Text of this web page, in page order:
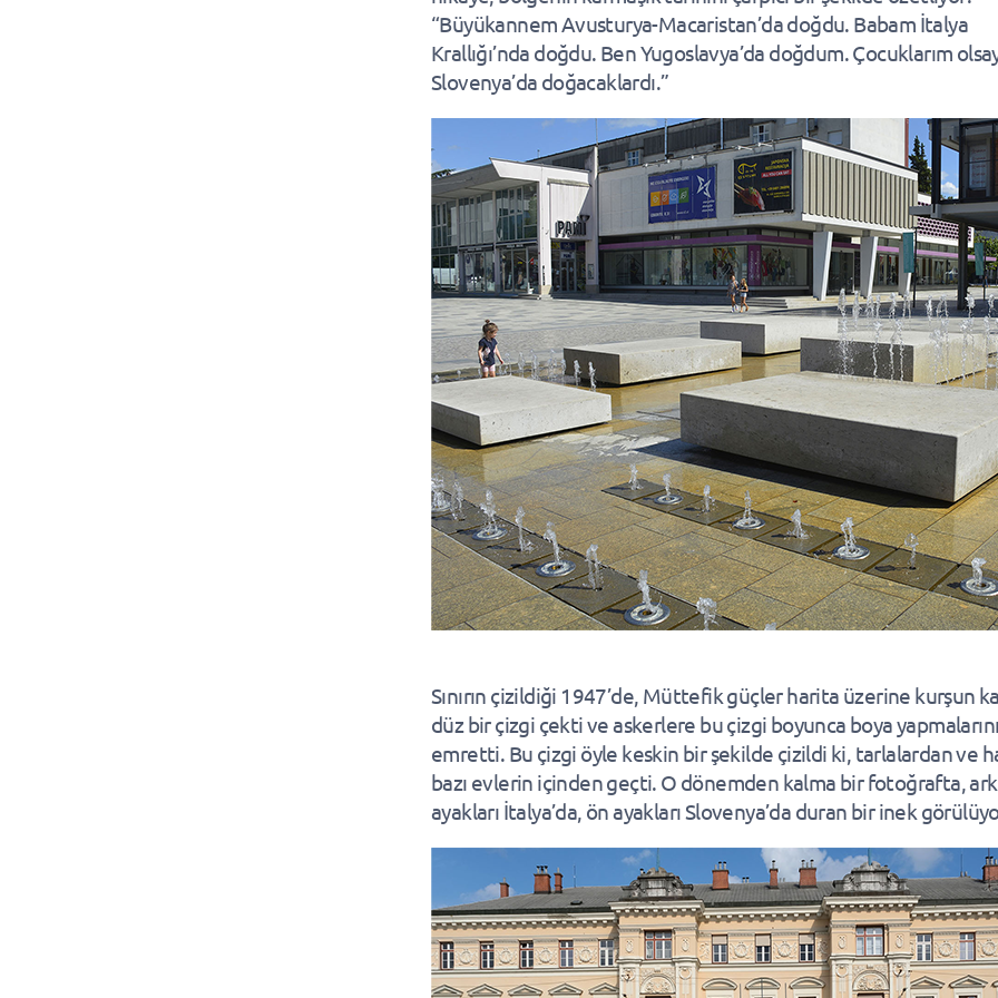
“Büyükannem Avusturya-Macaristan’da doğdu. Babam İtalya
Krallığı’nda doğdu. Ben Yugoslavya’da doğdum. Çocuklarım
Slovenya’da doğacaklardı.”
Sınırın çizildiği 1947’de, Müttefik güçler harita üzerine kurşun
düz bir çizgi çekti ve askerlere bu çizgi boyunca boya
emretti. Bu çizgi öyle keskin bir şekilde çizildi ki, tarlalardan ve
bazı evlerin içinden geçti. O dönemden kalma bir fotoğrafta,
ayakları İtalya’da, ön ayakları Slovenya’da duran bir inek